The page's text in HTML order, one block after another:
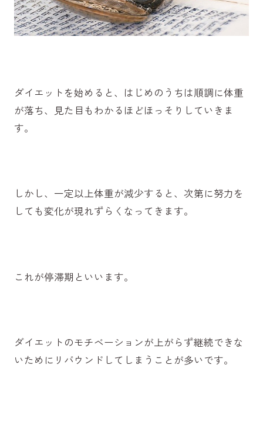
ダイエットを始めると、はじめのうちは順調に体重
が落ち、見た目もわかるほどほっそりしていきま
す。
しかし、一定以上体重が減少すると、次第に努力を
しても変化が現れずらくなってきます。
これが停滞期といいます。
ダイエットのモチベーションが上がらず継続できな
いためにリバウンドしてしまうことが多いです。